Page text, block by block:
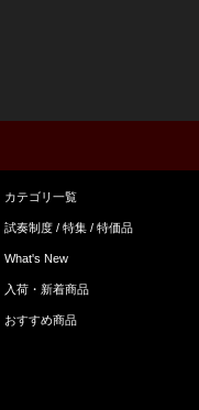
カテゴリ一覧
試奏制度 / 特集 / 特価品
What's New
入荷・新着商品
おすすめ商品